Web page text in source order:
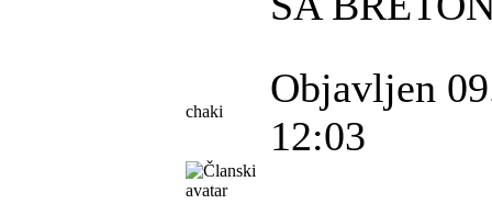
chaki
Objavljen
12:03